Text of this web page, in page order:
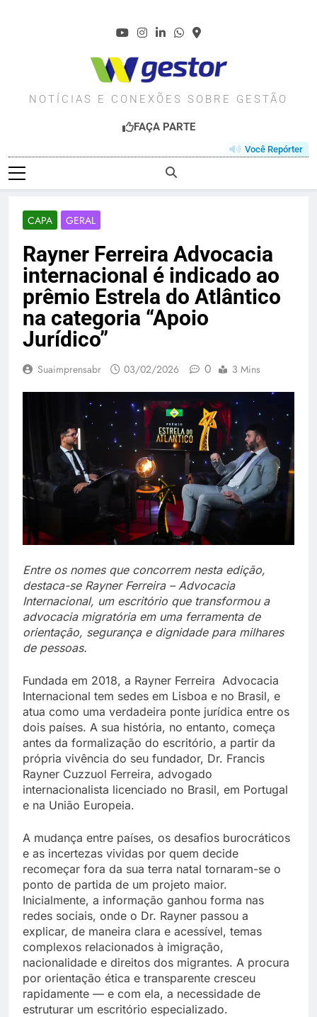
WGESTOR.COM.BR
NOTÍCIAS E CONEXÕES SOBRE GESTÃO
FAÇA PARTE
Você Repórter
CAPA GERAL
Rayner Ferreira Advocacia
internacional é indicado ao
prêmio Estrela do Atlântico
na categoria “Apoio
Jurídico”
Suaimprensabr 03/02/2026 0 3 Mins
Entre os nomes que concorrem nesta edição,
destaca-se Rayner Ferreira – Advocacia
Internacional, um escritório que transformou a
advocacia migratória em uma ferramenta de
orientação, segurança e dignidade para milhares
de pessoas.
Fundada em 2018, a Rayner Ferreira Advocacia
Internacional tem sedes em Lisboa e no Brasil, e
atua como uma verdadeira ponte jurídica entre os
dois países. A sua história, no entanto, começa
antes da formalização do escritório, a partir da
própria vivência do seu fundador, Dr. Francis
Rayner Cuzzuol Ferreira, advogado
internacionalista licenciado no Brasil, em Portugal
e na União Europeia.
A mudança entre países, os desafios burocráticos
e as incertezas vividas por quem decide
recomeçar fora da sua terra natal tornaram-se o
ponto de partida de um projeto maior.
Inicialmente, a informação ganhou forma nas
redes sociais, onde o Dr. Rayner passou a
explicar, de maneira clara e acessível, temas
complexos relacionados à imigração,
nacionalidade e direitos dos migrantes. A procura
por orientação ética e transparente cresceu
rapidamente — e com ela, a necessidade de
estruturar um escritório especializado.